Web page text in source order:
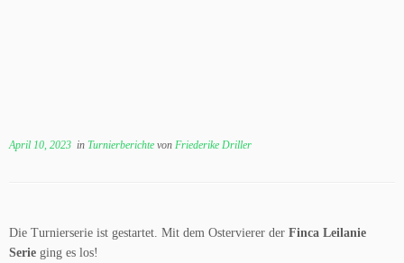
April 10, 2023 in Turnierberichte von Friederike Driller
Die Turnierserie ist gestartet. Mit dem Ostervierer der Finca Leilanie
Serie ging es los!